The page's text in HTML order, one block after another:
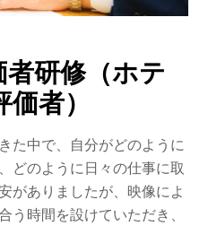
研修（ホテ
者）
た中で、自分がどのように
どのように日々の仕事に取
がありましたが、映像によ
う時間を設けていただき、